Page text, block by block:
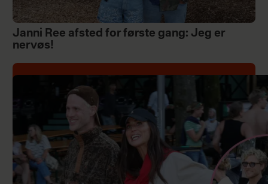
Janni Ree afsted for første gang: Jeg er
nervøs!